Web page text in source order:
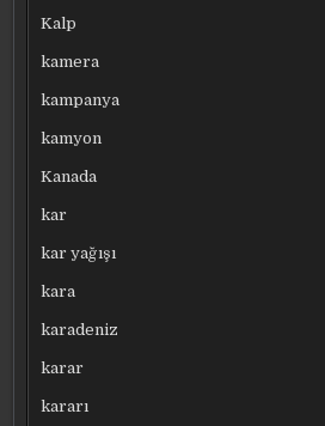
Kalp
kamera
kampanya
kamyon
Kanada
kar
kar yağışı
kara
karadeniz
karar
kararı